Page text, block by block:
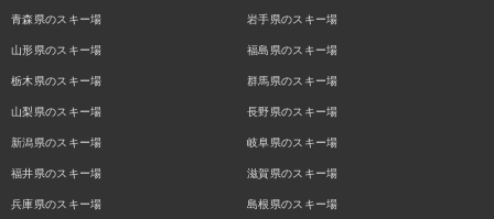
青森県のスキー場 岩手県のスキー場
山形県のスキー場 福島県のスキー場
栃木県のスキー場 群馬県のスキー場
山梨県のスキー場 長野県のスキー場
新潟県のスキー場 岐阜県のスキー場
福井県のスキー場 滋賀県のスキー場
兵庫県のスキー場 島根県のスキー場